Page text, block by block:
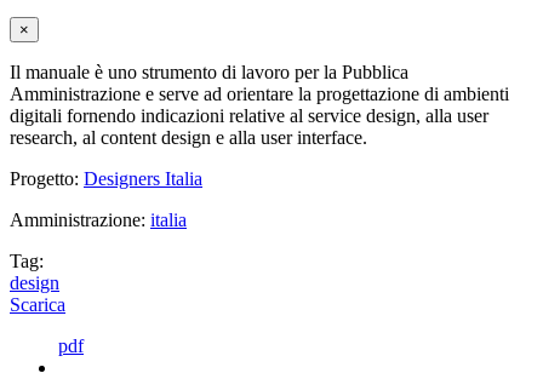
×
Il manuale è uno strumento di lavoro per la Pubblica
Amministrazione e serve ad orientare la progettazione di ambienti
digitali fornendo indicazioni relative al service design, alla user
research, al content design e alla user interface.
Progetto: Designers Italia
Amministrazione: italia
Tag:
design
Scarica
pdf